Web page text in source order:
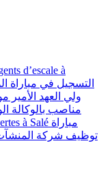
d’escale à
التسجيل في مباراة
ولي العهد الأمير مولاي
مناصب بالوكالة
à Salé مباراة